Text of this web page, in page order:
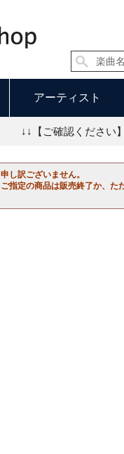
アーティスト
↓↓【ご確認ください
申し訳ございません。
ご指定の商品は販売終了か、た